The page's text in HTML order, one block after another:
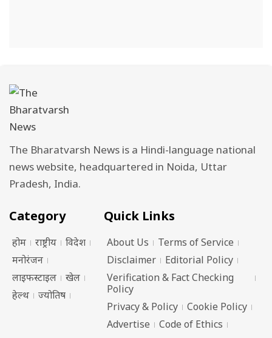
The Bharatvarsh News is a Hindi-language national
news website, headquartered in Noida, Uttar
Pradesh, India.
Category
होम राष्ट्रीय
विदेश
मनोरंजन
लाइफस्टाइल
खेल
हेल्थ
ज्योतिष
Quick Links
About Us
Terms of Service
Disclaimer
Editorial Policy
Verification & Fact Checking
Policy
Privacy & Policy
Cookie Policy
Advertise
Code of Ethics